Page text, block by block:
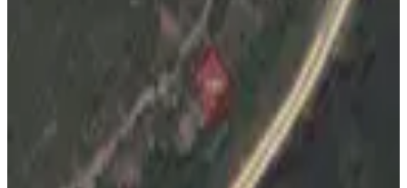
Osmangazi Doğancı Mah. Ana Yola
50m Mesafede 1619 M2 Tarla
Osmangazi, Doğancı Mahallesi
1619 m² · 4.941/m²· 22.01.2026
8.000.000 ₺ 8.500.000 ₺